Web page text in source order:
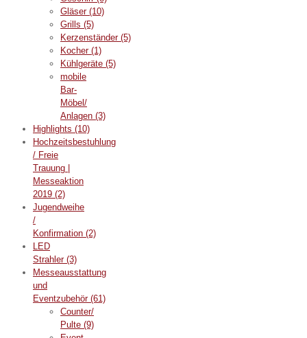
Gläser (10)
Grills (5)
Kerzenständer (5)
Kocher (1)
Kühlgeräte (5)
mobile
Bar-
Möbel/
Anlagen (3)
Highlights (10)
Hochzeitsbestuhlung
/ Freie
Trauung |
Messeaktion
2019 (2)
Jugendweihe
/
Konfirmation (2)
LED
Strahler (3)
Messeausstattung
und
Eventzubehör (61)
Counter/
Pulte (9)